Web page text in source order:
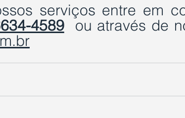
serviços entre em
4589